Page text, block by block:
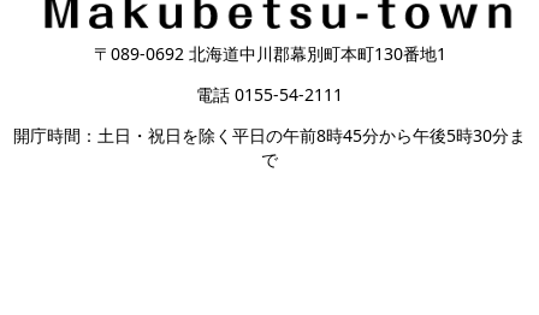
〒089-0692 北海道中川郡幕別町本町130番地1
電話 0155-54-2111
開庁時間：土日・祝日を除く平日の午前8時45分から午後5時30分ま
で